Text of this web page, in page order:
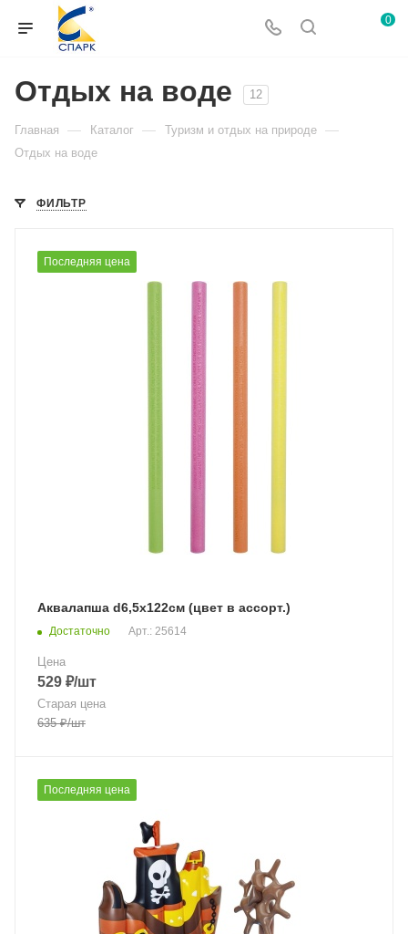
0
Отдых на воде 12
Главная — Каталог — Туризм и отдых на природе —
Отдых на воде
ФИЛЬТР
Последняя цена
Аквалапша d6,5х122см (цвет в ассорт.)
Достаточно Арт.: 25614
Цена
529 ₽/шт
Старая цена
635₽/шт
Последняя цена